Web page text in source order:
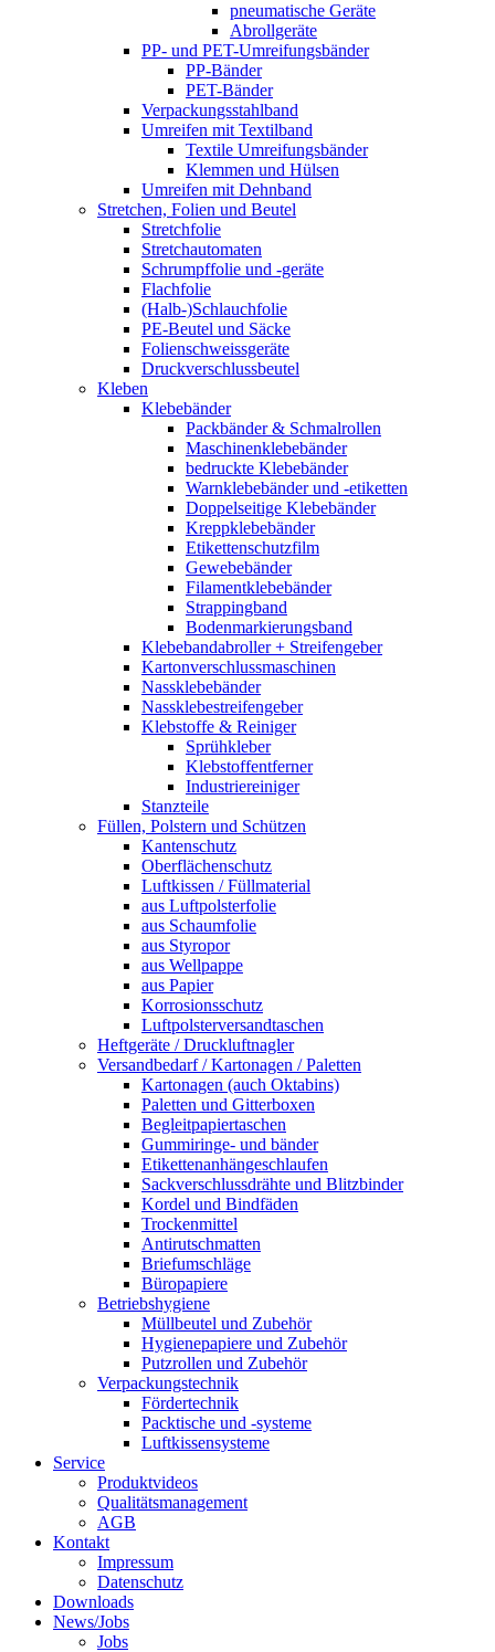
pneumatische Geräte
Abrollgeräte
PP- und PET-Umreifungsbänder
PP-Bänder
PET-Bänder
Verpackungsstahlband
Umreifen mit Textilband
Textile Umreifungsbänder
Klemmen und Hülsen
Umreifen mit Dehnband
Stretchen, Folien und Beutel
Stretchfolie
Stretchautomaten
Schrumpffolie und -geräte
Flachfolie
(Halb-)Schlauchfolie
PE-Beutel und Säcke
Folienschweissgeräte
Druckverschlussbeutel
Kleben
Klebebänder
Packbänder & Schmalrollen
Maschinenklebebänder
bedruckte Klebebänder
Warnklebebänder und -etiketten
Doppelseitige Klebebänder
Kreppklebebänder
Etikettenschutzfilm
Gewebebänder
Filamentklebebänder
Strappingband
Bodenmarkierungsband
Klebebandabroller + Streifengeber
Kartonverschlussmaschinen
Nassklebebänder
Nassklebestreifengeber
Klebstoffe & Reiniger
Sprühkleber
Klebstoffentferner
Industriereiniger
Stanzteile
Füllen, Polstern und Schützen
Kantenschutz
Oberflächenschutz
Luftkissen / Füllmaterial
aus Luftpolsterfolie
aus Schaumfolie
aus Styropor
aus Wellpappe
aus Papier
Korrosionsschutz
Luftpolsterversandtaschen
Heftgeräte / Druckluftnagler
Versandbedarf / Kartonagen / Paletten
Kartonagen (auch Oktabins)
Paletten und Gitterboxen
Begleitpapiertaschen
Gummiringe- und bänder
Etikettenanhängeschlaufen
Sackverschlussdrähte und Blitzbinder
Kordel und Bindfäden
Trockenmittel
Antirutschmatten
Briefumschläge
Büropapiere
Betriebshygiene
Müllbeutel und Zubehör
Hygienepapiere und Zubehör
Putzrollen und Zubehör
Verpackungstechnik
Fördertechnik
Packtische und -systeme
Luftkissensysteme
Service
Produktvideos
Qualitätsmanagement
AGB
Kontakt
Impressum
Datenschutz
Downloads
News/Jobs
Jobs